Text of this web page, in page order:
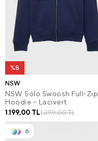
%8
NSW
NSW Solo Swoosh Full-Zip
Hoodie – Lacivert
1.299,00 TL
1.199,00 TL
6